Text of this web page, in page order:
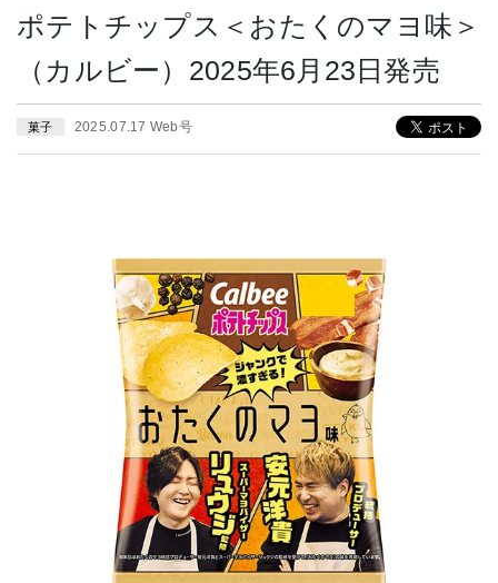
ポテトチップス＜おたくのマヨ味＞
（カルビー）2025年6月23日発売
菓子 2025.07.17 Web号